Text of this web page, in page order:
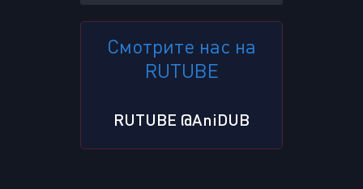
Смотрите нас на
RUTUBE
RUTUBE @AniDUB